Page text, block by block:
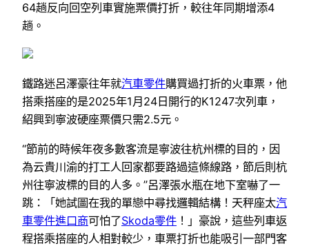
64趟反向回空列車實施票價打折，較往年同期增添4
趟。
鐵路迷呂澤豪往年就汽車零件購買過打折的火車票，他
搭乘搭座的是2025年1月24日開行的K1247次列車，
紹興到寧波硬座票價只需2.5元。
“節前的時候年夜多數客流是寧波往杭州標的目的，因
為云貴川渝的打工人回家都要路過這條線路，節后則杭
州往寧波標的目的人多。”呂澤張水瓶在地下室嚇了一
跳：「她試圖在我的單戀中尋找邏輯結構！天秤座太汽
車零件進口商可怕了Skoda零件 ！」豪說，這些列車返
程搭乘搭座的人相對較少，車票打折也能吸引一部門客